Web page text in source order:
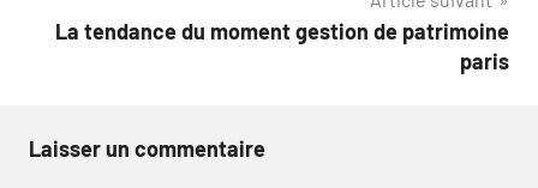
La tendance du moment gestion de patrimoine
paris
Laisser un commentaire